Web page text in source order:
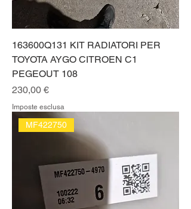
163600Q131 KIT RADIATORI PER
TOYOTA AYGO CITROEN C1
PEGEOUT 108
Prezzo
230,00 €
Imposte esclusa
MF422750